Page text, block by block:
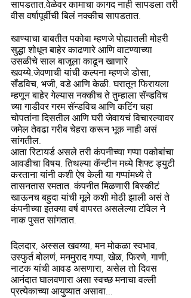
सापडतात.वेळेवर कामाचा कागद नाही सापडला तरी
वीस वर्षापूर्वीची बिलं नक्कीच सापडतात.
खाण्याचा बाबतीत पकोबा म्हणजे पोह्यातली मोहरी
सुद्धा शोधून बाहेर काढणारे आणि वाटण्याच्या
उसळीचे साल बाजूला काढून खाणारे
खवय्ये.जेवणाची यांची कल्पना म्हणजे डोसा,
सँडविच, भजी, वडे आणि केळी. घरातून फिरायला
म्हणून बाहेर गेल्यास नक्कीच ते तुम्हाला सॅन्डविच
च्या गाडीवर गरम सॅन्डविच आणि कटिंग चहा
चोपतांना दिसतील आणि घरी जेवायचं विचारल्यावर
जमेल तेवढा गरीब चेहरा करून भूक नाही असं
सांगतील.
आता रिटायर्ड असले तरी कंपनीच्या गप्पा पकोबांचा
आवडीचा विषय. तिथल्या कॅन्टीन मध्ये शिफ्ट ड्युटी
करताना यांनी कशी ऐष केली या गप्पांमध्ये ते
तासनतास रमतात. कंपनीत मिळणारी बिस्कीटं
खाऊनच बहुदा यांची मूले कशी मोठी झाली असं ते
कंपनीच्या इतक्या वर्ष वापरत असलेल्या टॉवेल ने
नाक पुसत सांगतात.
दिलदार, अस्सल खवय्या, मन मोकळा स्वभाव,
उस्फुर्त बोलणं, मनमुराद गप्पा, खेळ, फिरणे, गाणी,
नाटक यांची आवड असणारा, असेल तो दिवस
आनंदात घालवणारा असा स्वच्छ मनाचा वल्ली
प्रत्येकाच्या आयुष्यात असावा...